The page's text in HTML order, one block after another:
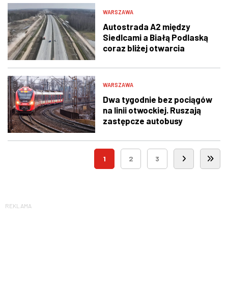
WARSZAWA
Autostrada A2 między
Siedlcami a Białą Podlaską
coraz bliżej otwarcia
WARSZAWA
Dwa tygodnie bez pociągów
na linii otwockiej. Ruszają
zastępcze autobusy
1 2 3
REKLAMA